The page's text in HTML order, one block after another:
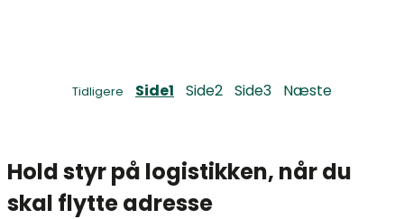
Tidligere Side1 Side2 Side3 Næste
Hold styr på logistikken, når du
skal flytte adresse